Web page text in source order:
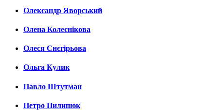
Олександр Яворський
Олена Колеснікова
Олеся Снєгірьова
Ольга Кулик
Павло Штутман
Петро Пилипюк